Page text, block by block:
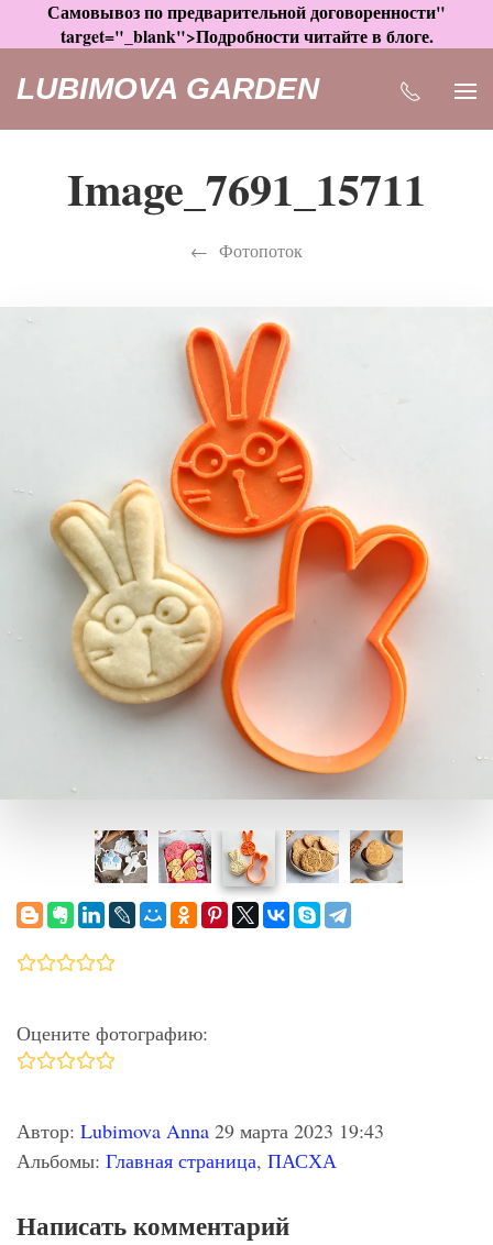
Самовывоз по предварительной договоренности"
target="_blank">Подробности читайте в блоге.
LUBIMOVA GARDEN
Image_7691_15711
Фотопоток
Оцените фотографию:
Автор: Lubimova Anna 29 марта 2023 19:43
Альбомы: Главная страница, ПАСХА
Написать комментарий